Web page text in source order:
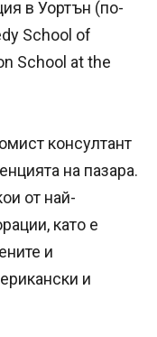
в Уортън (по-
School of
School at the
консултант
на пазара.
от най-
като е
и
и